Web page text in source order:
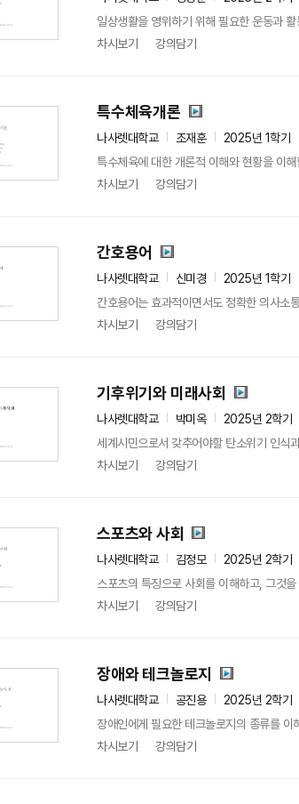
일상생활을 영위하기 위해 필요한 운동과
차시보기
강의담기
특수체육개론
나사렛대학교 조재훈
2025년 1학기
특수체육에 대한 개론적 이해와 현황을 이
차시보기
강의담기
간호용어
나사렛대학교 신미경
2025년 1학기
간호용어는 효과적이면서도 정확한 의사소
차시보기
강의담기
기후위기와 미래사회
나사렛대학교 박미옥
2025년 2학기
세계시민으로서 갖추어야할 탄소위기 인식
차시보기
강의담기
스포츠와 사회
나사렛대학교 김정모
2025년 2학기
스포츠의 특징으로 사회를 이해하고, 그것
차시보기
강의담기
장애와 테크놀로지
나사렛대학교 공진용
2025년 2학기
장애인에게 필요한 테크놀로지의 종류를
차시보기
강의담기